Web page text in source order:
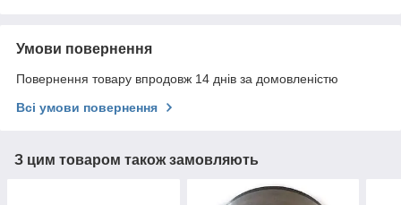
Умови повернення
Повернення товару впродовж 14 днів за домовленістю
Всі умови повернення
З цим товаром також замовляють